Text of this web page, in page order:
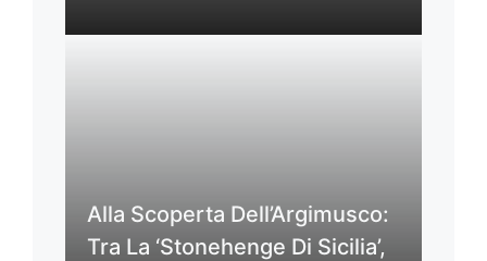
Alla Scoperta Dell’Argimusco:
Tra La ‘Stonehenge Di Sicilia’,